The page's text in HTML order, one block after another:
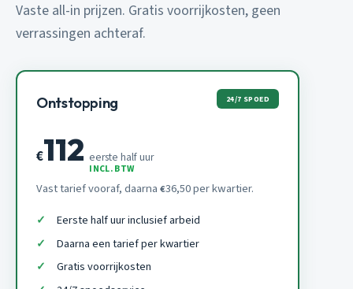
Vaste all-in prijzen. Gratis voorrijkosten, geen
verrassingen achteraf.
Ontstopping 24/7 SPOED
€112 eerste half uur
INCL. BTW
Vast tarief vooraf, daarna €36,50 per kwartier.
Eerste half uur inclusief arbeid
Daarna een tarief per kwartier
Gratis voorrijkosten